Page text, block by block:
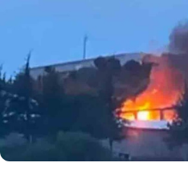
Balıkesir Valisi
ilçesinde
meydana gelen
yaptı.
ölü ve